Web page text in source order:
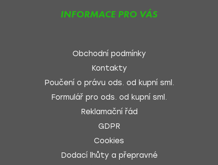
INFORMACE PRO VÁS
Obchodní podmínky
Kontakty
Poučení o právu ods. od kupní sml.
Formulář pro ods. od kupní sml.
Reklamační řád
GDPR
Cookies
Dodací lhůty a přepravné